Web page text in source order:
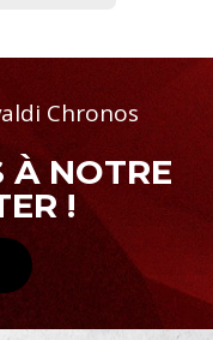
Chronos
À NOTRE
!